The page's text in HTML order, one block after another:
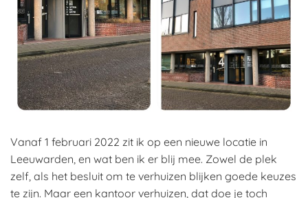
Vanaf 1 februari 2022 zit ik op een nieuwe locatie in
Leeuwarden, en wat ben ik er blij mee. Zowel de plek
zelf, als het besluit om te verhuizen blijken goede keuzes
te zijn. Maar een kantoor verhuizen, dat doe je toch